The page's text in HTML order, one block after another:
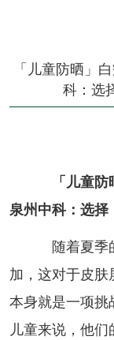
「儿童防晒」
科：选
「儿童
泉州中科：选择
随着夏季的
加，这对于皮肤
本身就是一项挑
儿童来说，他